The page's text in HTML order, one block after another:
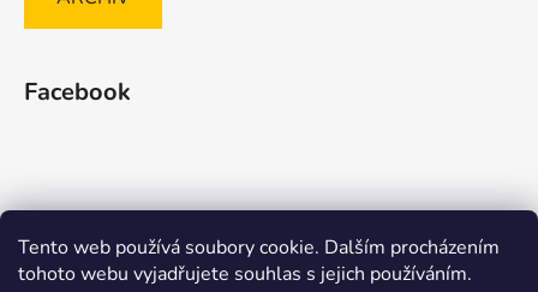
Tento web používá soubory cookie. Dalším procházením
tohoto webu vyjadřujete souhlas s jejich používáním.
Facebook
Způsob ověřování recenzí